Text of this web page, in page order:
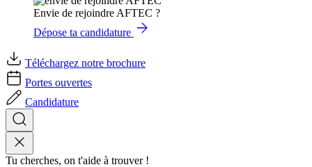
Envie de rejoindre AFTEC ?
Dépose ta candidature
Téléchargez notre brochure
Portes ouvertes
Candidature
Tu cherches, on t'aide à trouver !